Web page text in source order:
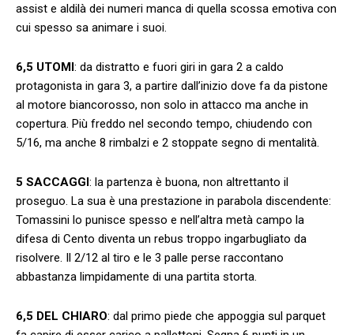
assist e aldilà dei numeri manca di quella scossa emotiva con
cui spesso sa animare i suoi.
6,5 UTOMI: da distratto e fuori giri in gara 2 a caldo
protagonista in gara 3, a partire dall’inizio dove fa da pistone
al motore biancorosso, non solo in attacco ma anche in
copertura. Più freddo nel secondo tempo, chiudendo con
5/16, ma anche 8 rimbalzi e 2 stoppate segno di mentalità.
5 SACCAGGI: la partenza è buona, non altrettanto il
proseguo. La sua è una prestazione in parabola discendente:
Tomassini lo punisce spesso e nell’altra metà campo la
difesa di Cento diventa un rebus troppo ingarbugliato da
risolvere. Il 2/12 al tiro e le 3 palle perse raccontano
abbastanza limpidamente di una partita storta.
6,5 DEL CHIARO: dal primo piede che appoggia sul parquet